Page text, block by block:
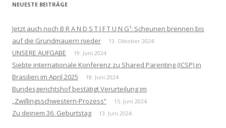
NEUESTE BEITRÄGE
Jetzt auch noch B R A N D S T I F T U N G¹: Scheunen brennen bis
auf die Grundmauern nieder
13. Oktober 2024
UNSERE AUFGABE 19. Juni 2024
Siebte internationale Konferenz zu Shared Parenting (ICSP) in
Brasilien im April 2025
18. Juni 2024
Bundesgerichtshof bestätigt Verurteilung im
„Zwillingsschwestern-Prozess“
15. Juni 2024
Zu deinem 36. Geburtstag 13. Juni 2024